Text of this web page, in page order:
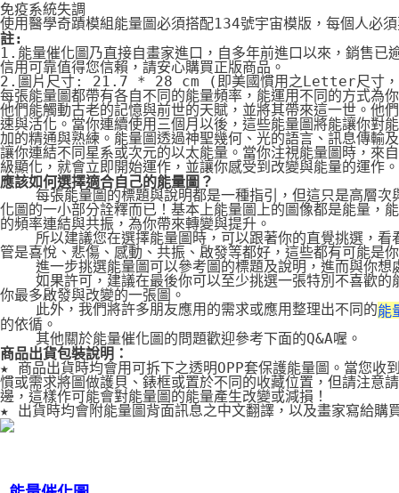
免疫系統失調
使用醫學奇蹟模組能量圖必須搭配134號宇宙模版，每個人必
註:
1.能量催化圖乃直接自畫家進口，自多年前進口以來，銷售已
信用可靠值得您信賴，請安心購買正版商品。
2.圖片尺寸: 21.7 * 28 cm (即美國慣用之Letter尺寸，
每張能量圖都帶有各自不同的能量頻率，能運用不同的方式為
他們能觸動古老的記憶與前世的天賦，並將其帶來這一世。他
速與活化。當你連續使用三個月以後，這些能量圖將能讓你對
加的精通與熟練。能量圖透過神聖幾何、光的語言、訊息傳輸
讓你連結不同星系或次元的以太能量。當你注視能量圖時，來
級顯化，就會立即開始運作，並讓你感受到改變與能量的運作。
應該如何選擇適合自己的能量圖？
每張能量圖的標題與說明都是一種指引，但這只是高層次
化圖的一小部分詮釋而已！基本上能量圖上的圖像都是能量，
的頻率連結與共振，為你帶來轉變與提升。
所以建議您在選擇能量圖時，可以跟著你的直覺挑選，看
管是喜悅、悲傷、感動、共振、啟發等都好，這些都有可能是
進一步挑選能量圖可以參考圖的標題及說明，進而與你想
如果許可，建議在最後你可以至少挑選一張特別不喜歡的
你最多啟發與改變的一張圖。
    此外，我們將許多朋友應用的需求或應用整理出不同的
能
的依循。
    其他關於能量催化圖的問題歡迎參考下面的Q&A喔。
商品出貨包裝說明：
★ 商品出貨時均會用可拆下之透明OPP套保護能量圖。當您收
慣或需求將圖做護貝、錶框或置於不同的收藏位置，但請注意
邊，這樣作可能會對能量圖的能量產生改變或減損！
★ 出貨時均會附能量圖背面訊息之中文翻譯，以及畫家寫給購